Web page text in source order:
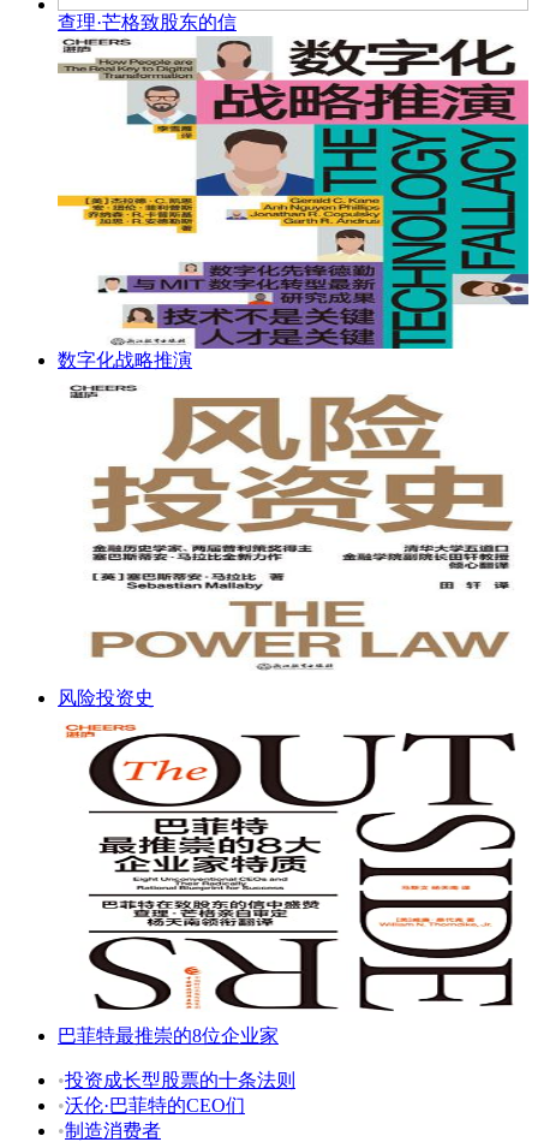
查理·芒格致股东的信
数字化战略推演
风险投资史
巴菲特最推崇的8位企业家
•投资成长型股票的十条法则
•沃伦·巴菲特的CEO们
•制造消费者